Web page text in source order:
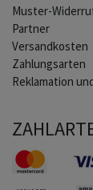
Muster-
Partner
Versandkosten
Zahlungsarten
Reklamation